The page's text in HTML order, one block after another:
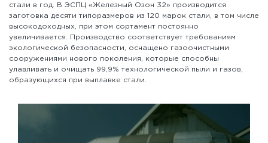
стали в год. В ЭСПЦ «Железный Озон 32» производится
заготовка десяти типоразмеров из 120 марок стали, в том числе
высокодоходных, при этом сортамент постоянно
увеличивается. Производство соответствует требованиям
экологической безопасности, оснащено газоочистными
сооружениями нового поколения, которые способны
улавливать и очищать 99,9% технологической пыли и газов,
образующихся при выплавке стали.